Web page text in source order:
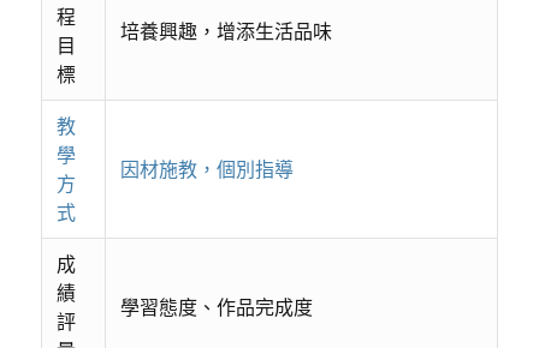
程
目
標
培養興趣，增添生活品味
教
學
方
式
因材施教，個別指導
成
績
評
學習態度、作品完成度